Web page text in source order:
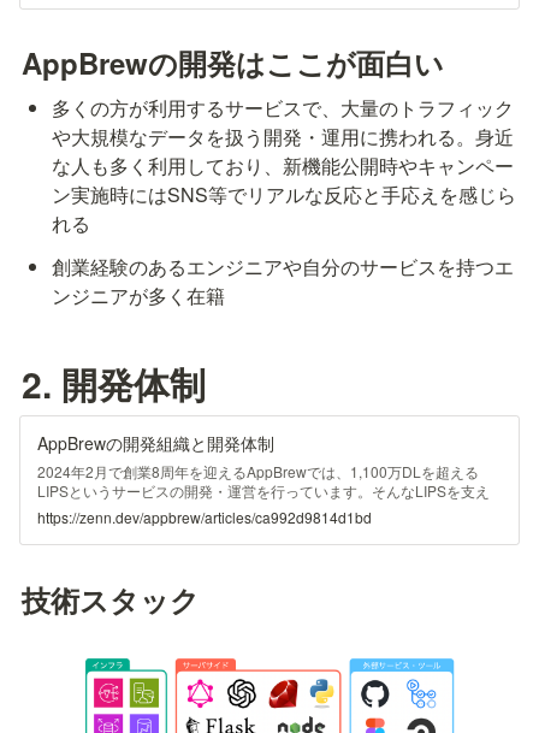
AppBrewの開発はここが面白い
多くの方が利用するサービスで、大量のトラフィック
や大規模なデータを扱う開発・運用に携われる。身近
な人も多く利用しており、新機能公開時やキャンペー
ン実施時にはSNS等でリアルな反応と手応えを感じら
れる
創業経験のあるエンジニアや自分のサービスを持つエ
ンジニアが多く在籍
2. 開発体制
AppBrewの開発組織と開発体制
2024年2月で創業8周年を迎えるAppBrewでは、1,100万DLを超える
LIPSというサービスの開発・運営を行っています。そんなLIPSを支え
る開発チームとはどんな組織で、どんな開発スタイルなのか、そしてど
のような評価制度が設けられているのかについてご紹介いたします！
「これいいな！」と思った箇所を参考にしていただくのはもちろん、
て、弊社での働き方を具体的にイメージしていただけるよう、この記事
を執筆しました！ぜひ最後までお読みいただけますと幸いです。
https://zenn.dev/appbrew/articles/ca992d9814d1bd
技術スタック